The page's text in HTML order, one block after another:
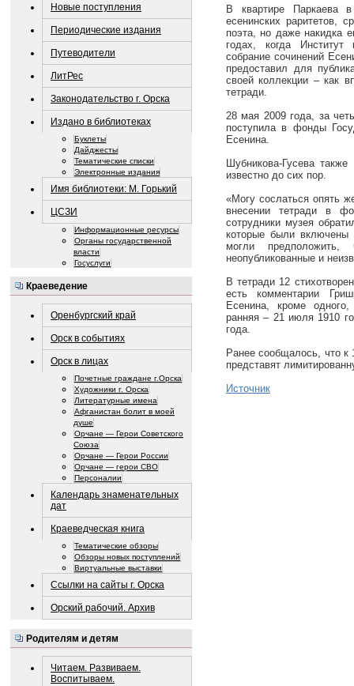
Новые поступления
Периодические издания
Путеводители
ЛитРес
Законодательство г. Орска
Издано в библиотеках
Буклеты
Дайджесты
Тематические списки
Электронные издания
Имя библиотеки: М. Горький
ЦСЗИ
Информационные ресурсы
Органы государственной
власти
Госуслуги
Краеведение
Оренбургский край
Орск в событиях
Орск в лицах
Почетные граждане г.Орска
Художники г. Орска
Литературные имена
Афганистан болит в моей
душе
Орчане — Герои Советского
Союза
Орчане — Герои России
Орчане — герои СВО
Персоналии
Календарь знаменательных
дат
Краеведческая книга
Тематические обзоры
Обзоры новых поступлений
Виртуальные выставки
Ссылки на сайты г. Орска
Орский рабочий. Архив
Родителям и детям
Читаем. Развиваем.
Воспитываем.
В квартире Паркаева
есенинских раритетов,
поэта, но даже накидка
годах, когда Институт
собрание сочинений
предоставил для
своей коллекции – как
тетради.
28 мая 2009 года, за
поступила в фонды
Есенина.
Шубникова-Гусева
известно до сих пор.
«Могу сослаться опять
внесении тетради в
сотрудники музея
которые были включены
могли
неопубликованные и
В тетради 12
есть комментарии
Есенина, кроме
ранняя – 21 июля 1910
года.
Ранее сообщалось, что к
представят
Источник